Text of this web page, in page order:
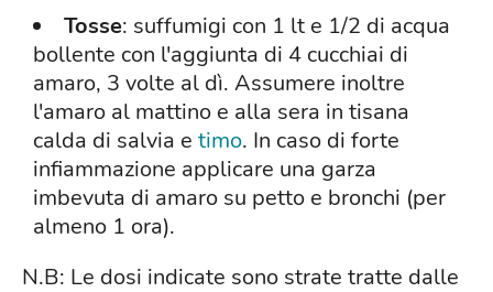
Tosse: suffumigi con 1 lt e 1/2 di acqua
bollente con l'aggiunta di 4 cucchiai di
amaro, 3 volte al dì. Assumere inoltre
l'amaro al mattino e alla sera in tisana
calda di salvia e timo. In caso di forte
infiammazione applicare una garza
imbevuta di amaro su petto e bronchi (per
almeno 1 ora).
N.B: Le dosi indicate sono strate tratte dalle